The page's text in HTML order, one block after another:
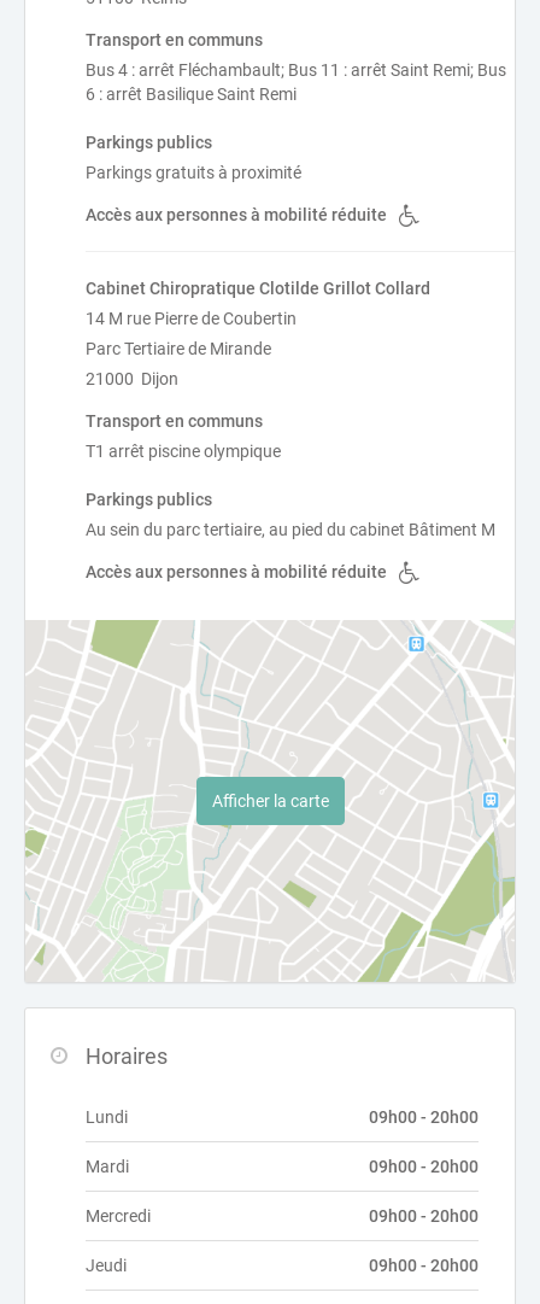
Transport en communs
Bus 4 : arrêt Fléchambault; Bus 11 : arrêt Saint Remi; Bus
6 : arrêt Basilique Saint Remi
Parkings publics
Parkings gratuits à proximité
Accès aux personnes à mobilité réduite
Cabinet Chiropratique Clotilde Grillot Collard
14 M rue Pierre de Coubertin
Parc Tertiaire de Mirande
21000 Dijon
Transport en communs
T1 arrêt piscine olympique
Parkings publics
Au sein du parc tertiaire, au pied du cabinet Bâtiment M
Accès aux personnes à mobilité réduite
Afficher la carte
Horaires
Lundi 09h00 - 20h00
Mardi 09h00 - 20h00
Mercredi 09h00 - 20h00
Jeudi 09h00 - 20h00